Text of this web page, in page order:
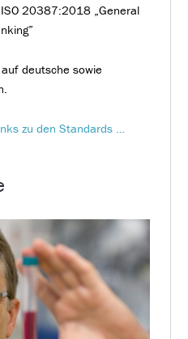
20387:2018 „General
deutsche sowie
zu den Standards …